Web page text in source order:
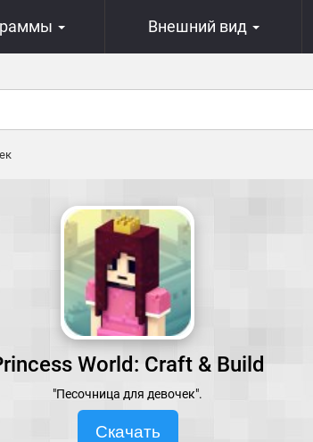
Внешний вид
World: Craft & Build
"Песочница для девочек".
Скачать